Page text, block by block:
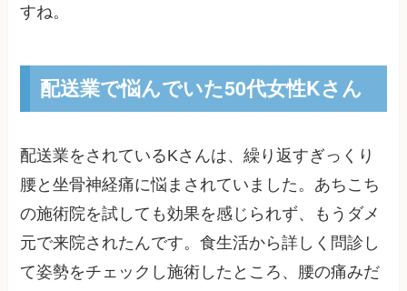
すね。
配送業で悩んでいた50代女性Kさん
配送業をされているKさんは、繰り返すぎっくり
腰と坐骨神経痛に悩まされていました。あちこち
の施術院を試しても効果を感じられず、もうダメ
元で来院されたんです。食生活から詳しく問診し
て姿勢をチェックし施術したところ、腰の痛みだ